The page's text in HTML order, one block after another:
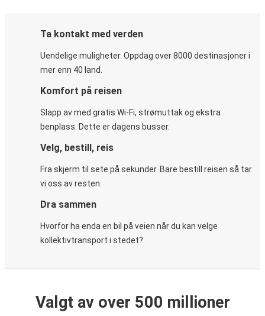
Ta kontakt med verden
Uendelige muligheter. Oppdag over 8000 destinasjoner i
mer enn 40 land.
Komfort på reisen
Slapp av med gratis Wi-Fi, strømuttak og ekstra
benplass. Dette er dagens busser.
Velg, bestill, reis
Fra skjerm til sete på sekunder. Bare bestill reisen så tar
vi oss av resten.
Dra sammen
Hvorfor ha enda en bil på veien når du kan velge
kollektivtransport i stedet?
Valgt av over 500 millioner